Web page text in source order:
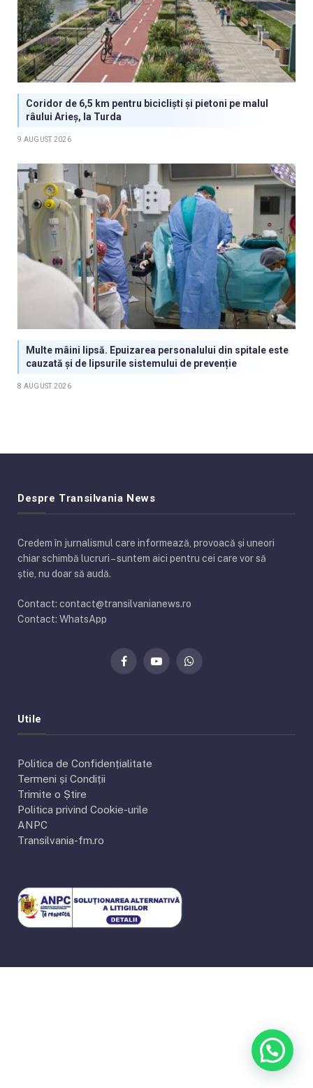
Coridor de 6,5 km pentru bicicliști și pietoni pe malul
râului Arieș, la Turda
9 AUGUST 2026
Multe mâini lipsă. Epuizarea personalului din spitale este
cauzată și de lipsurile sistemului de prevenție
8 AUGUST 2026
Despre Transilvania News
Credem în jurnalismul care informează, provoacă și uneori
chiar schimbă lucruri – suntem aici pentru cei care vor să
știe, nu doar să audă.
Contact: contact@transilvanianews.ro
Contact: WhatsApp
FacebookYouTubeWhatsApp
Utile
Politica de Confidențialitate
Termeni și Condiții
Trimite o Știre
Politica privind Cookie-urile
ANPC
Transilvania-fm.ro